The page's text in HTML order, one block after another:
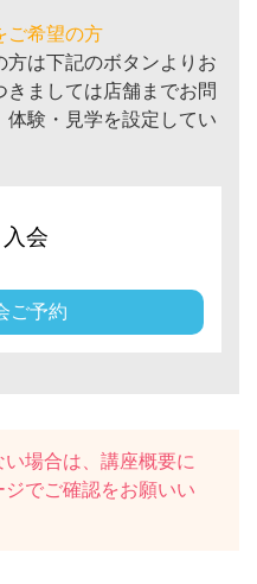
ご希望の方
は下記のボタンよりお
ましては店舗までお問
体験・見学を設定してい
会
ご予約
い場合は、講座概要に
ジでご確認をお願いい